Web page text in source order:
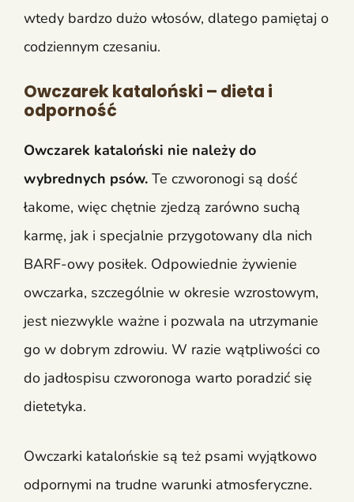
wtedy bardzo dużo włosów, dlatego pamiętaj o
codziennym czesaniu.
Owczarek kataloński – dieta i
odporność
Owczarek kataloński nie należy do
wybrednych psów. Te czworonogi są dość
łakome, więc chętnie zjedzą zarówno suchą
karmę, jak i specjalnie przygotowany dla nich
BARF-owy posiłek. Odpowiednie żywienie
owczarka, szczególnie w okresie wzrostowym,
jest niezwykle ważne i pozwala na utrzymanie
go w dobrym zdrowiu. W razie wątpliwości co
do jadłospisu czworonoga warto poradzić się
dietetyka.
Owczarki katalońskie są też psami wyjątkowo
odpornymi na trudne warunki atmosferyczne.